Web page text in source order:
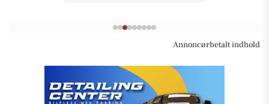
Annoncørbetalt indhold